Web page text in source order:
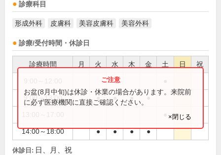
診療科目
形成外科 皮膚科 美容皮膚科 美容外科
診療/受付時間・休診日
診療時間 月 火 水 木 金 土 日 祝
9:00～13:00 ● ● ● ●
14:00～18:00 ● ● ● ●
お盆(8月中旬)は休診・休業の場合があります。来院前
に必ず医療機関に直接ご確認ください。
×閉じる
休診日: 日、月、祝